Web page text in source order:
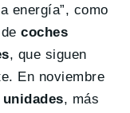
energía”, como
decoches
, que siguen
En noviembre
unidades, más